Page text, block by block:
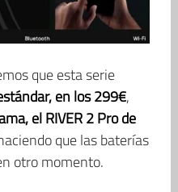
que esta serie
en los 299€,
el RIVER 2 Pro de
que las baterías
otro momento.